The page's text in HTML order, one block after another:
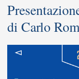
di Carlo